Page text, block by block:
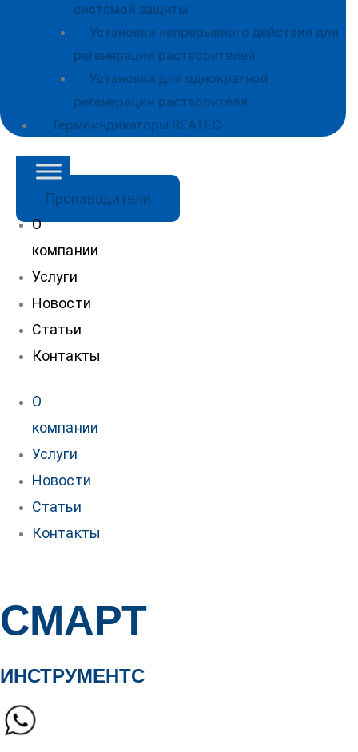
системой защиты
Установки непрерывного действия для
регенерации растворителей
Установки для однократной
регенерации растворителя
Термоиндикаторы REATEC
Производители
О
компании
Услуги
Новости
Статьи
Контакты
О
компании
Услуги
Новости
Статьи
Контакты
СМАРТ
ИНСТРУМЕНТС